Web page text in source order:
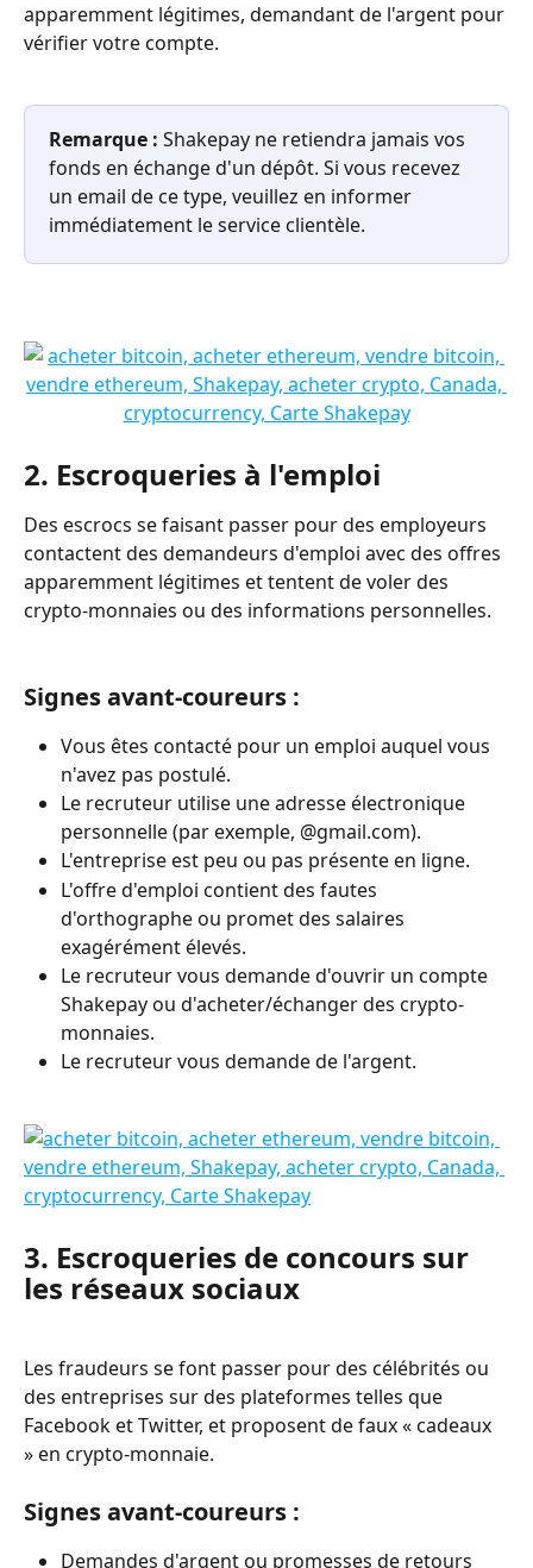
apparemment légitimes, demandant de l'argent pour
vérifier votre compte.
Remarque : Shakepay ne retiendra jamais vos
fonds en échange d'un dépôt. Si vous recevez
un email de ce type, veuillez en informer
immédiatement le service clientèle.
2. Escroqueries à l'emploi
Des escrocs se faisant passer pour des employeurs
contactent des demandeurs d'emploi avec des offres
apparemment légitimes et tentent de voler des
crypto-monnaies ou des informations personnelles.
Signes avant-coureurs :
Vous êtes contacté pour un emploi auquel vous
n'avez pas postulé.
Le recruteur utilise une adresse électronique
personnelle (par exemple, @gmail.com).
L'entreprise est peu ou pas présente en ligne.
L'offre d'emploi contient des fautes
d'orthographe ou promet des salaires
exagérément élevés.
Le recruteur vous demande d'ouvrir un compte
Shakepay ou d'acheter/échanger des crypto-
monnaies.
Le recruteur vous demande de l'argent.
3. Escroqueries de concours sur
les réseaux sociaux
Les fraudeurs se font passer pour des célébrités ou
des entreprises sur des plateformes telles que
Facebook et Twitter, et proposent de faux « cadeaux
» en crypto-monnaie.
Signes avant-coureurs :
Demandes d'argent ou promesses de retours